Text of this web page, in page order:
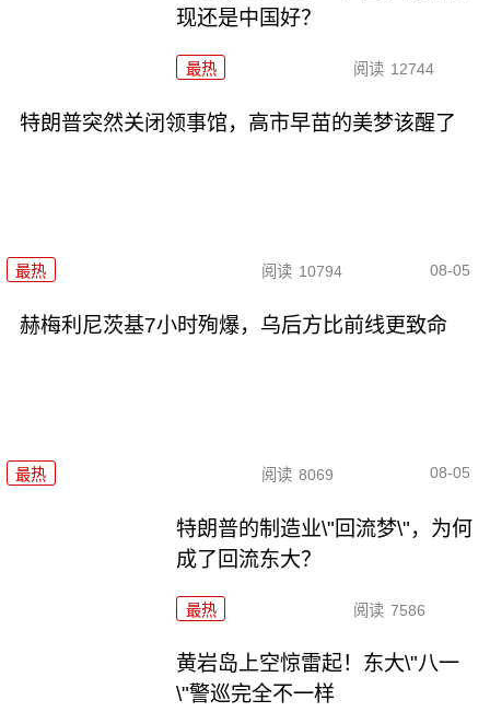
现还是中国好？
最热 阅读 12744
特朗普突然关闭领事馆，高市早苗的美梦该醒了
最热 阅读 10794 08-05
赫梅利尼茨基7小时殉爆，乌后方比前线更致命
最热 阅读 8069 08-05
特朗普的制造业\"回流梦\"，为何
成了回流东大？
最热 阅读 7586
黄岩岛上空惊雷起！东大\"八一
\"警巡完全不一样